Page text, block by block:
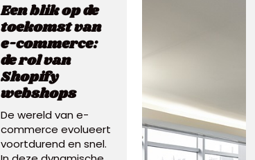
Een blik op de
toekomst van
e-commerce:
de rol van
Shopify
webshops
De wereld van e-
commerce evolueert
voortdurend en snel.